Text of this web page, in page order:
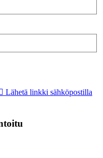
Lähetä linkki sähköpostilla